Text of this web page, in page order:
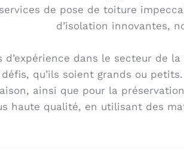
de pose de toiture
d’isolation innovantes,
d’expérience dans le secteur de
qu’ils soient grands ou
ainsi que pour la
haute qualité, en utilisant des